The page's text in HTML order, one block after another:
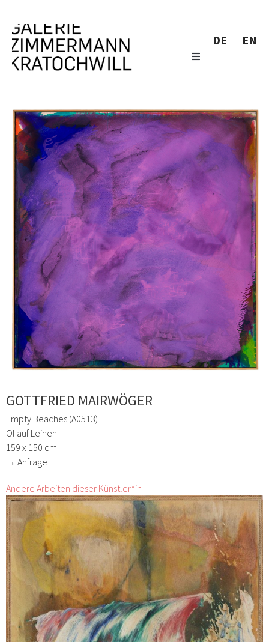
DE EN
GOTTFRIED MAIRWÖGER
Empty Beaches (A0513)
Öl auf Leinen
159 x 150 cm
→ Anfrage
Andere Arbeiten dieser Künstler*in